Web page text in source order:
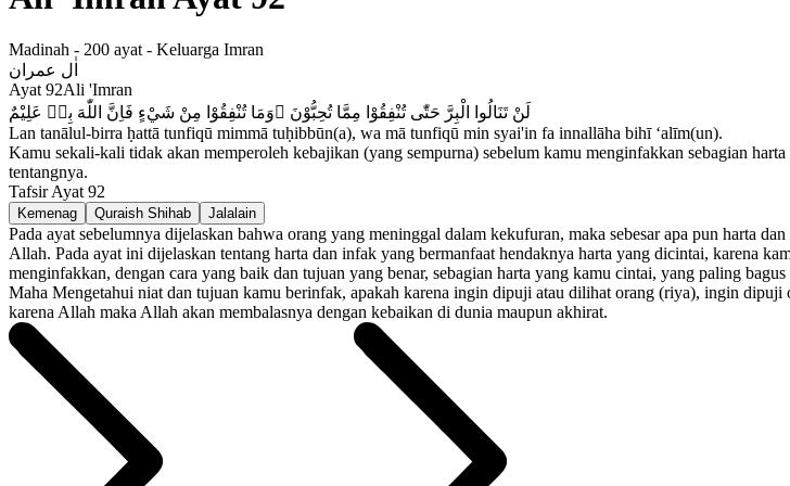
Madinah - 200 ayat - Keluarga Imran
اٰل عمران
Ayat 92Ali 'Imran
لَنْ تَنَالُوا الْبِرَّ حَتّٰى تُنْفِقُوْا مِمَّا تُحِبُّوْنَ ۗوَمَا تُنْفِقُوْا مِنْ شَيْءٍ فَاِنَّ اللّٰهَ بِهٖ عَلِيْمٌ
Lan tanālul-birra ḥattā tunfiqū mimmā tuḥibbūn(a), wa mā tunfiqū min syai'in fa innallāha bihī ‘alīm(un).
Kamu sekali-kali tidak akan memperoleh kebajikan (yang sempurna) sebelum kamu menginfakkan sebagian
tentangnya.
Tafsir Ayat 92
Kemenag Quraish Shihab Jalalain
Pada ayat sebelumnya dijelaskan bahwa orang yang meninggal dalam kekufuran, maka sebesar apa pun harta
Allah. Pada ayat ini dijelaskan tentang harta dan infak yang bermanfaat hendaknya harta yang dicintai, karena
menginfakkan, dengan cara yang baik dan tujuan yang benar, sebagian harta yang kamu cintai, yang paling
Maha Mengetahui niat dan tujuan kamu berinfak, apakah karena ingin dipuji atau dilihat orang (riya), ingin
karena Allah maka Allah akan membalasnya dengan kebaikan di dunia maupun akhirat.